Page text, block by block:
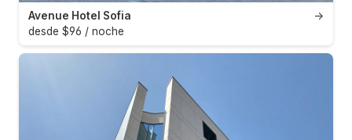
→
Avenue Hotel Sofia
desde $96 / noche